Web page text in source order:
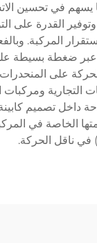
يسهم في تحسين
القدرة على
المركبة.
عبر ضغطة بسيطة
داخل تصميم
الخاصة في